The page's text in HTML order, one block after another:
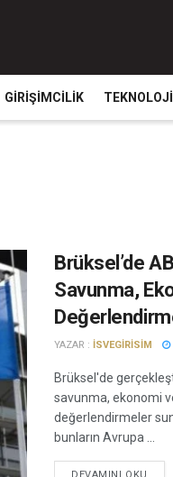
GIRIŞIMCILIK TEKNOLOJI
Brüksel’de
Savunma,
YAZAR : ISVEGIRISIM
Brüksel'de
savunma, ekonomi
değerlendirmeler
bunların Avrupa ...